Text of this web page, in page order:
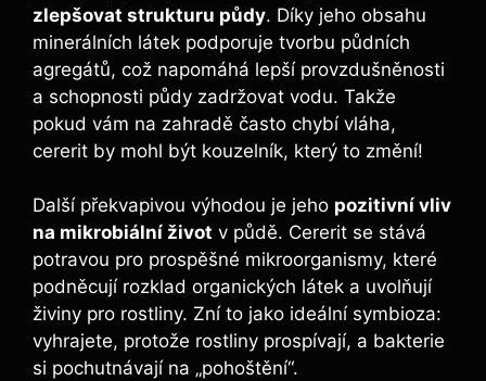
zlepšovat strukturu‌ půdy. Díky jeho obsahu
minerálních látek podporuje tvorbu půdních
agregátů, což napomáhá lepší provzdušněnosti
a schopnosti půdy zadržovat vodu. Takže
pokud vám na‌ zahradě často ⁢chybí vláha,
cererit by mohl být kouzelník, který⁣ to změní!
Další překvapivou výhodou je jeho pozitivní‌ vliv
na ​mikrobiální život v⁣ půdě. Cererit se⁣ stává
potravou pro prospěšné mikroorganismy, ​které
podněcují rozklad organických látek a‍ uvolňují
živiny pro rostliny. Zní to jako ideální symbioza:
vyhrajete, ⁢protože rostliny prospívají, a bakterie
si pochutnávají na „pohoštění“.